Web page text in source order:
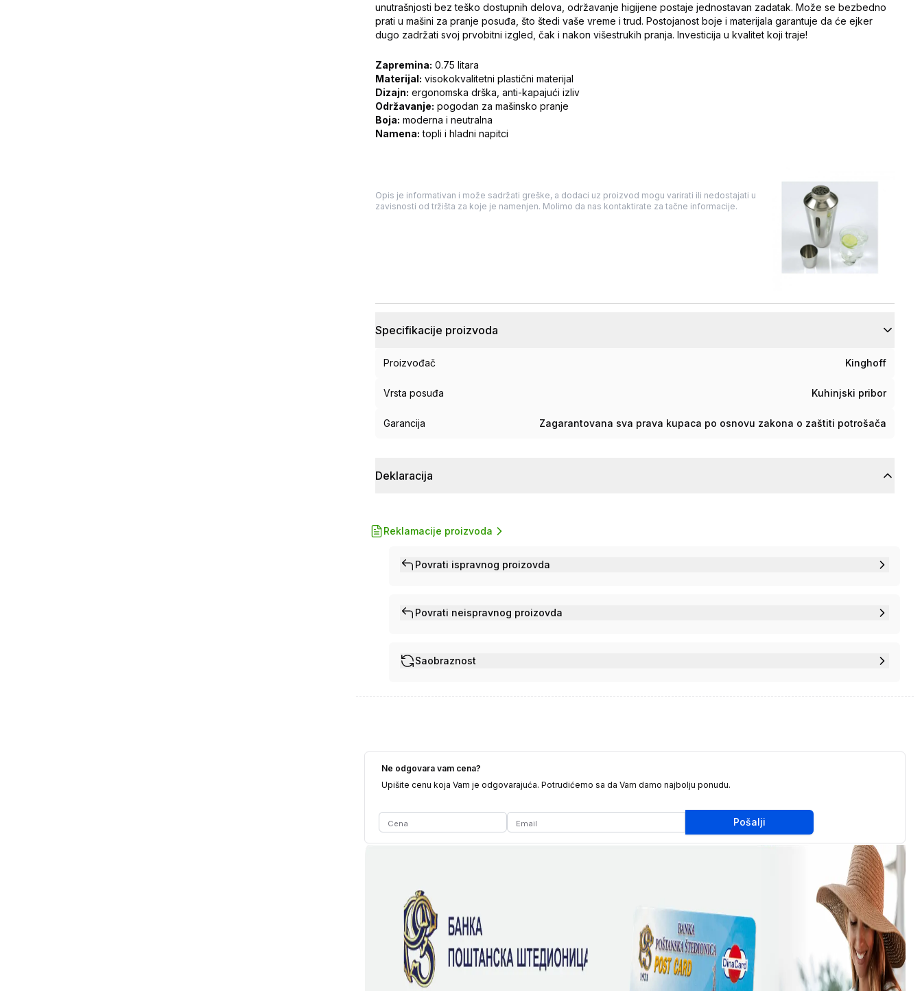
unutrašnjosti bez teško dostupnih delova, održavanje higijene postaje jednostavan zadatak. Može se bezbedno
prati u mašini za pranje posuđa, što štedi vaše vreme i trud. Postojanost boje i materijala garantuje da će ejker
dugo zadržati svoj prvobitni izgled, čak i nakon višestrukih pranja. Investicija u kvalitet koji traje!
Zapremina: 0.75 litara
Materijal: visokokvalitetni plastični materijal
Dizajn: ergonomska drška, anti-kapajući izliv
Održavanje: pogodan za mašinsko pranje
Boja: moderna i neutralna
Namena: topli i hladni napitci
Opis je informativan i može sadržati greške, a dodaci uz proizvod mogu varirati ili nedostajati u
zavisnosti od tržišta za koje je namenjen. Molimo da nas kontaktirate za tačne informacije.
Specifikacije proizvoda
Proizvođač Kinghoff
Vrsta posuđa Kuhinjski pribor
Garancija Zagarantovana sva prava kupaca po osnovu zakona o zaštiti potrošača
Deklaracija
Reklamacije proizvoda
Povrati ispravnog proizovda
Povrati neispravnog proizovda
Saobraznost
Ne odgovara vam cena?
Upišite cenu koja Vam je odgovarajuća. Potrudićemo sa da Vam damo najbolju ponudu.
Pošalji